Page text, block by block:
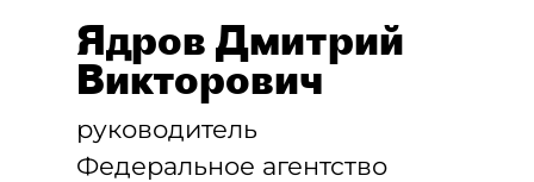
Ядров Дмитрий
Викторович
руководитель
Федеральное агентство